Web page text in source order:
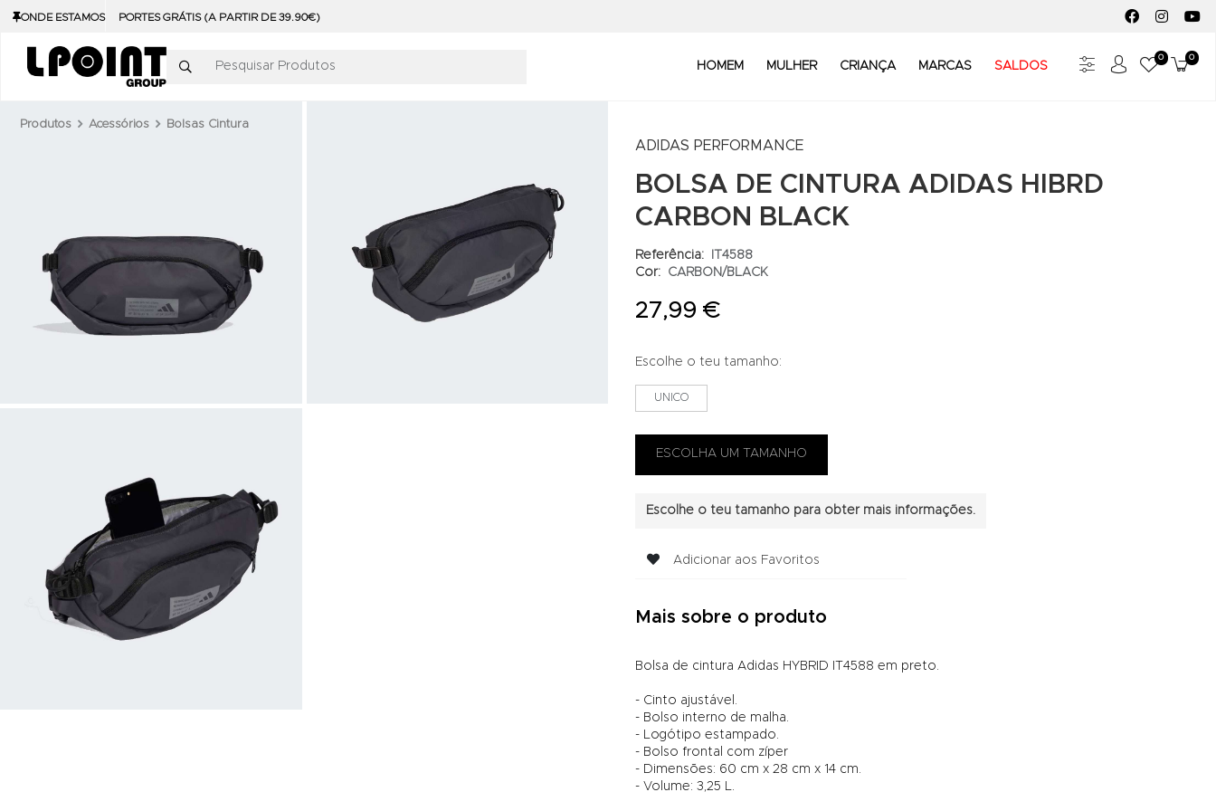
ONDE ESTAMOS PORTES GRÁTIS (A PARTIR DE 39.90€) FACEBOOK
Pesquisar Produtos
HOMEM MULHER CRIANÇA MARCAS SALDOS Meus
0 0
Produtos Acessórios Bolsas Cintura
ADIDAS PERFORMANCE
BOLSA DE CINTURA ADIDAS HIBRD
CARBON BLACK
Referência:
IT4588
Cor:
CARBON/BLACK
27,99 €
Escolhe o teu tamanho:
UNICO
Escolhe o teu tamanho para obter mais informações.
Adicionar aos Favoritos
Mais sobre o produto
Bolsa de cintura Adidas HYBRID IT4588 em preto.
- Cinto ajustável.
- Bolso interno de malha.
- Logótipo estampado.
- Bolso frontal com zíper
- Dimensões: 60 cm x 28 cm x 14 cm.
- Volume: 3,25 L.